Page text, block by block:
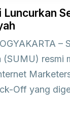
Luncurkan
–
(SUMU) resmi
Off yang